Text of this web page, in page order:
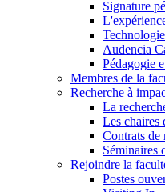
Signature
Audencia
Pédagogie
Membres de la
Recherche à
La
Les chaires
Contrats de
Séminaires
Rejoindre la
Postes